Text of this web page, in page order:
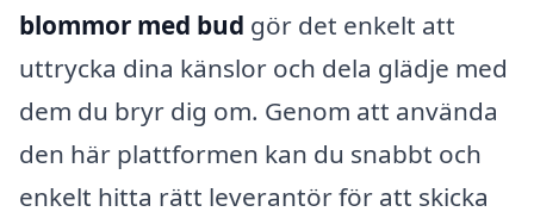
blommor med bud gör det enkelt att
uttrycka dina känslor och dela glädje med
dem du bryr dig om. Genom att använda
den här plattformen kan du snabbt och
enkelt hitta rätt leverantör för att skicka